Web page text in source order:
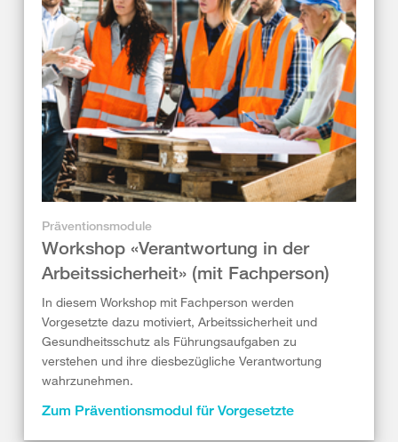
Präventionsmodule
Workshop «Verantwortung in der
Arbeitssicherheit» (mit Fachperson)
In diesem Workshop mit Fachperson werden
Vorgesetzte dazu motiviert, Arbeitssicherheit und
Gesundheitsschutz als Führungsaufgaben zu
verstehen und ihre diesbezügliche Verantwortung
wahrzunehmen.
Zum Präventionsmodul für Vorgesetzte